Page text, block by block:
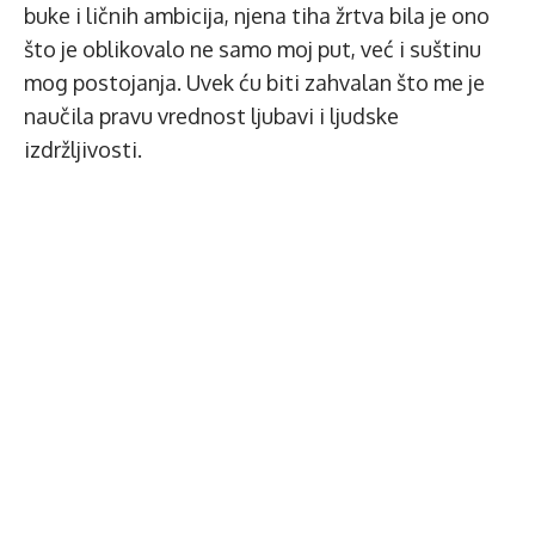
buke i ličnih ambicija, njena tiha žrtva bila je ono
što je oblikovalo ne samo moj put, već i suštinu
mog postojanja. Uvek ću biti zahvalan što me je
naučila pravu vrednost ljubavi i ljudske
izdržljivosti.